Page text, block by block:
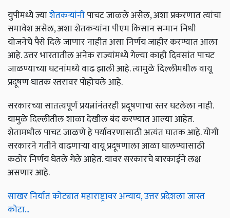
युपीमध्ये ज्याशेतकऱ्यांनीपाचट जाळले असेल, अशा प्रकरणात त्यांचा
समावेश असेल, अशा शेतकऱ्यांना पीएम किसान सन्मान निधी
योजनेचे पैसे दिले जाणार नाहीत असा निर्णय जाहीर करण्यात आला
आहे. उत्तर भारतातील अनेक राज्यांमध्ये गेल्या काही दिवसांत पाचट
जाळण्याच्या घटनांमध्ये वाढ झाली आहे. त्यामुळे दिल्लीमधील वायू
प्रदूषण घातक स्तरावर पोहोचले आहे.
सरकारच्या सातत्यपूर्ण प्रयत्नांनंतरही प्रदूषणाचा स्तर घटलेला नाही.
यामुळे दिल्लीतील शाळा देखील बंद करण्यात आल्या आहेत.
शेतामधील पाचट जाळणे हे पर्यावरणासाठी अत्यंत घातक आहे. योगी
सरकारने गतीने वाढणाऱ्या वायू प्रदूषणाला आळा घालण्यासाठी
कठोर निर्णय घेतले गेले आहेत. यावर सरकारचे बारकाईने लक्ष
असणार आहे.
साखर निर्यात कोट्यात महाराष्ट्रावर अन्याय, उत्तर प्रदेशला जास्त
कोटा...